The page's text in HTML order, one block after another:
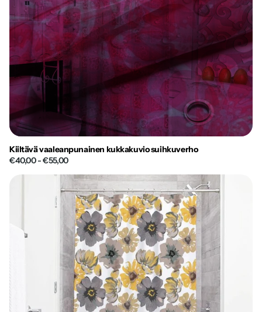
Kiiltävä vaaleanpunainen kukkakuvio suihkuverho
€40,00- €55,00